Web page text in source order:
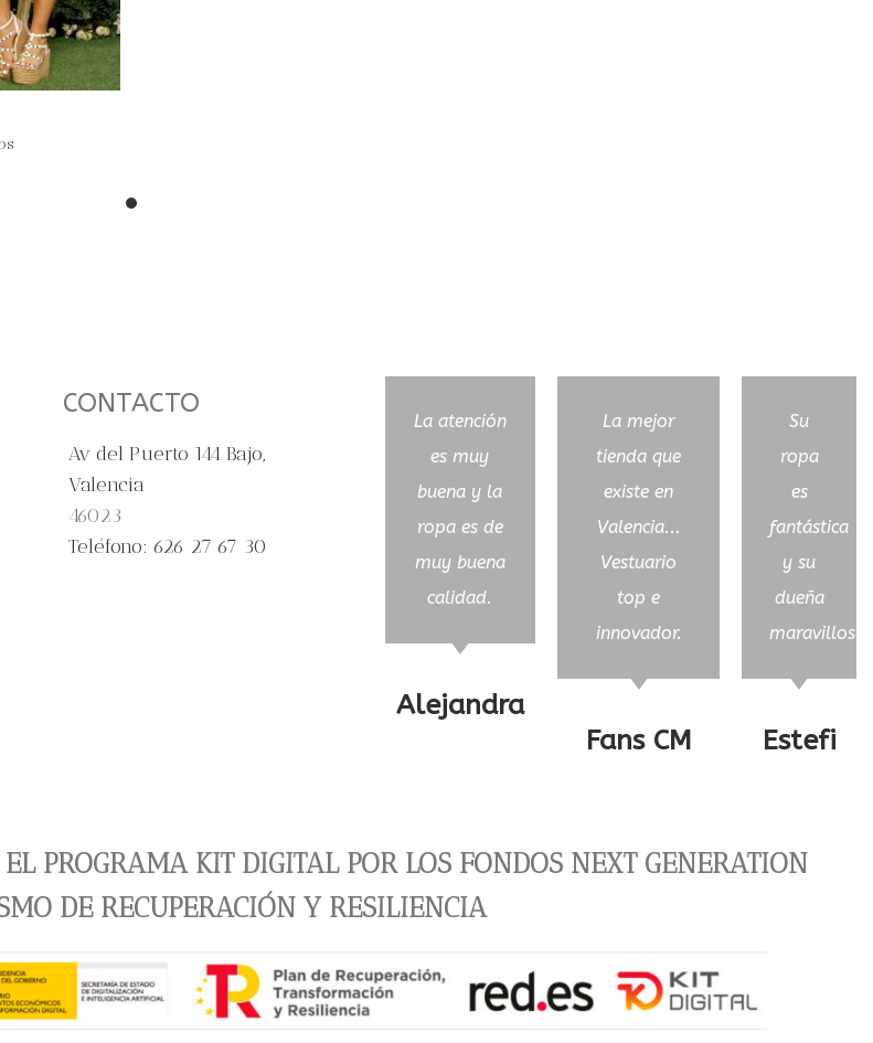
CONTACTO
Av del Puerto 144 Bajo,
Valencia
46023
Teléfono: 626 27 67 30
La atención
es muy
buena y la
ropa es de
muy buena
calidad.
Alejandra
La mejor
tienda que
existe en
Valencia...
Vestuario
top e
innovador.
Fans CM
Su
ropa
es
fantástica
y su
dueña
maravillosa!
Estefi
PROGRAMA KIT DIGITAL POR LOS FONDOS NEXT GENERATION
DE RECUPERACIÓN Y RESILIENCIA